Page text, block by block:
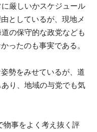
厳しいかスケジュール
としているが、現地メ
の保守的な政党なども
ったのも事実である。
勢をみせているが、道
り、地域の与党でも気
事をよく考え抜く評